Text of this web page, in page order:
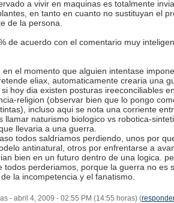
a vivir en maquinas es totalmente
en tanto en cuanto no sustituyan el
de la persona.
de acuerdo con el comentario muy
en el momento que alguien intentase
eliax, automaticamente crearia una
hoy dia existen posturas ireeconciliables
religion (observar bien que lo pongo
incluso aqui se nota una corriente
llamar naturismo biologico vs robotica-
llevaria a una guerra.
todos saldriamos perdiendo, unos por
antinatural, otros por enfrentarse a
bien en un futuro dentro de una logica.
todos perderiamos, porque la guerra no es
la incompetencia y el fanatismo.
- abril 4, 2009 - 02:55 PM (14:55 horas) (